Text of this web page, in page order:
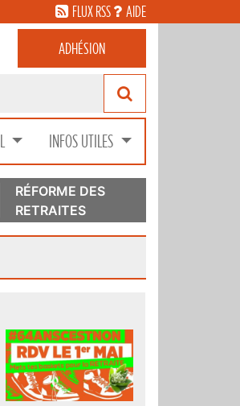
FLUX RSS AIDE
ADHÉSION
INFOS UTILES
RÉFORME DES
RETRAITES